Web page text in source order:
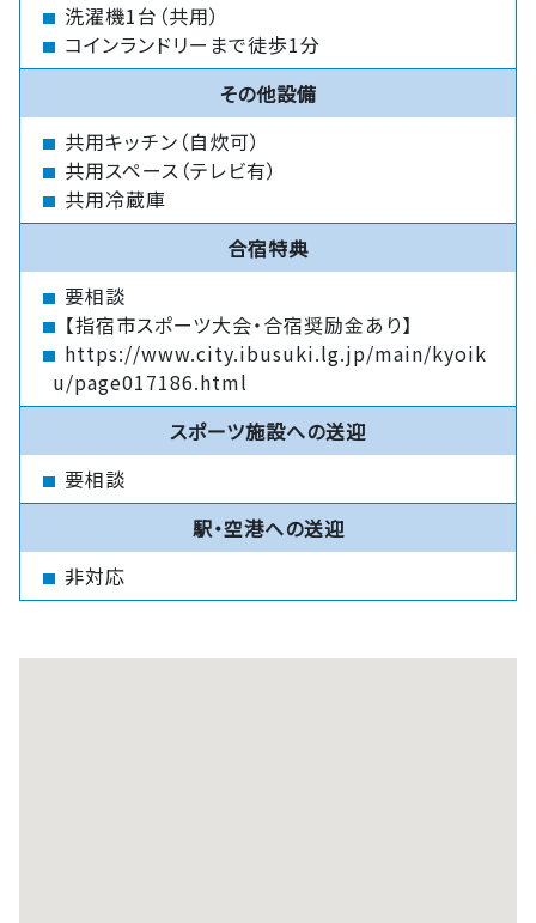
洗濯機1台（共用）
コインランドリーまで徒歩1分
その他設備
共用キッチン（自炊可）
共用スペース（テレビ有）
共用冷蔵庫
合宿特典
要相談
【指宿市スポーツ大会・合宿奨励金あり】
https://www.city.ibusuki.lg.jp/main/kyoik
u/page017186.html
スポーツ施設への送迎
要相談
駅・空港への送迎
非対応